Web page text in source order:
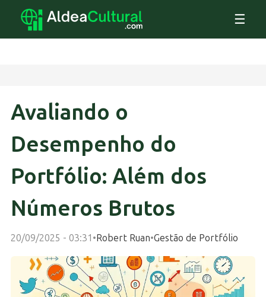
☰
Avaliando o
Desempenho do
Portfólio: Além dos
Números Brutos
20/09/2025 - 03:31 •Robert Ruan•Gestão de Portfólio